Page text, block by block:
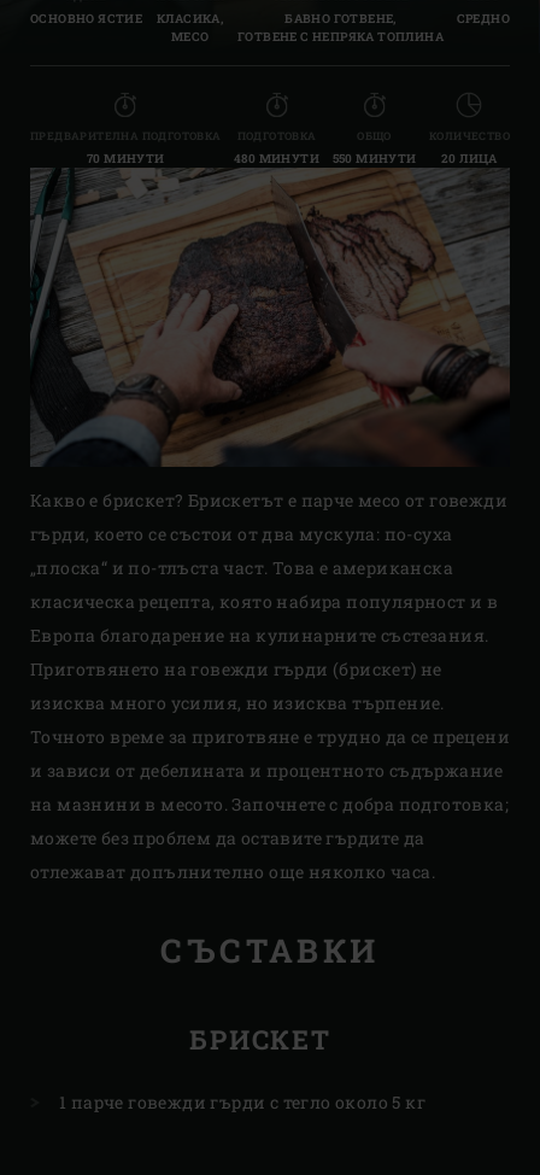
ОСНОВНО ЯСТИЕ
КЛАСИКА,
МЕСО
БАВНО ГОТВЕНЕ,
ГОТВЕНЕ С НЕПРЯКА ТОПЛИНА
СРЕДНО
ПРЕДВАРИТЕЛНА ПОДГОТОВКА
70 МИНУТИ
ПОДГОТОВКА
480 МИНУТИ
ОБЩО
550 МИНУТИ
КОЛИЧЕСТВО
20 ЛИЦА
Какво е брискет? Брискетът е парче месо от говежди
гърди, което се състои от два мускула: по-суха
„плоска“ и по-тлъста част. Това е американска
класическа рецепта, която набира популярност и в
Европа благодарение на кулинарните състезания.
Приготвянето на говежди гърди (брискет) не
изисква много усилия, но изисква търпение.
Точното време за приготвяне е трудно да се прецени
и зависи от дебелината и процентното съдържание
на мазнини в месото. Започнете с добра подготовка;
можете без проблем да оставите гърдите да
отлежават допълнително още няколко часа.
СЪСТАВКИ
БРИСКЕТ
1 парче говежди гърди с тегло около 5 кг